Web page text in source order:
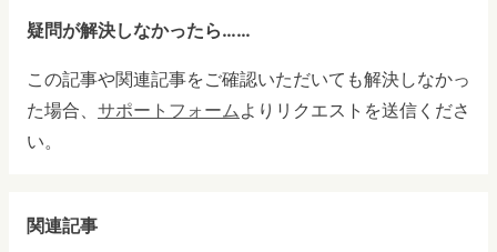
疑問が解決しなかったら……
この記事や関連記事をご確認いただいても解決しなかっ
た場合、 サポートフォームよりリクエストを送信くださ
い。
関連記事